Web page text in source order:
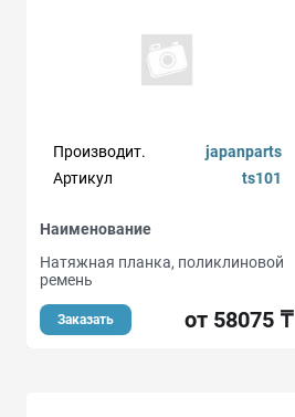
Производит.
japanparts
Артикул
ts101
Наименование
Натяжная планка, поликлиновой
ремень
Заказать от 58075 ₸